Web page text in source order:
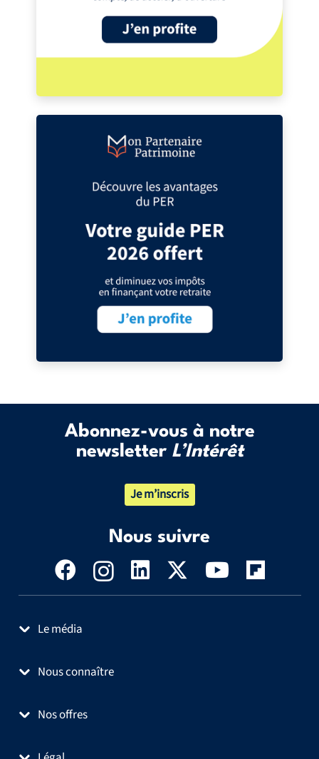
Abonnez-vous à notre
newsletter L’Intérêt
Je m’inscris
Nous suivre
Le média
Nous connaître
Nos offres